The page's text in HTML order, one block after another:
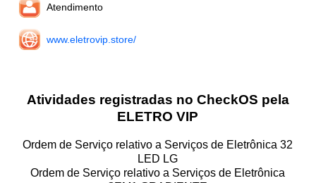
Atendimento
www.eletrovip.store/
Atividades registradas no CheckOS pela
ELETRO VIP
Ordem de Serviço relativo a Serviços de Eletrônica 32
LED LG
Ordem de Serviço relativo a Serviços de Eletrônica